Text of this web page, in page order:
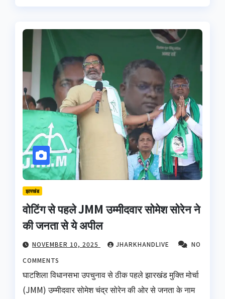
झारखंड
वोटिंग से पहले JMM उम्मीदवार सोमेश सोरेन ने
की जनता से ये अपील
NOVEMBER 10, 2025 JHARKHANDLIVE
NO
COMMENTS
घाटशिला विधानसभा उपचुनाव से ठीक पहले झारखंड मुक्ति मोर्चा
(JMM) उम्मीदवार सोमेश चंद्र सोरेन की ओर से जनता के नाम